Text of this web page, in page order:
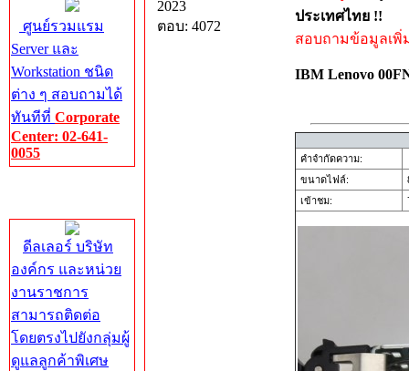
ศูนย์รวมแรม
Server และ
Workstation ชนิด
ต่าง ๆ สอบถามได้
ทันทีที่ Corporate
Center: 02-641-
0055
ดีลเลอร์ บริษัท
องค์กร และหน่วย
งานราชการ
สามารถติดต่อ
โดยตรงไปยังกลุ่มผู้
ดูแลลูกค้าพิเศษ
2023
ตอบ: 4072
ประเทศไทย !!
สอบถามข้อมูลเพิ่
IBM Lenovo
คำจำกัดความ:
ขนาดไฟล์:
เข้าชม: